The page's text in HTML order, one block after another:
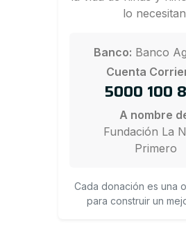
lo
Banco: Banco
Cuenta
5000 100
A nombre
Fundación La
Primero
Cada donación es una
para construir un